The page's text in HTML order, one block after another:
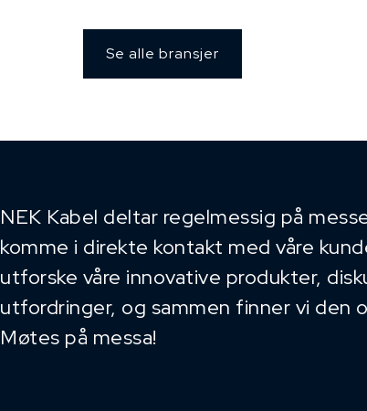
Se alle bransjer
NEK Kabel deltar regelmessig på
komme i direkte kontakt med våre
utforske våre innovative produkter,
utfordringer, og sammen finner vi den
Møtes på messa!